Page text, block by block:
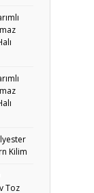
Kilim
Toz